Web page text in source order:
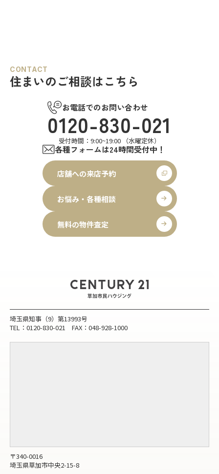
CONTACT
住まいのご相談はこちら
お電話でのお問い合わせ
0120-830-021
受付時間：9:00~19:00 （水曜定休）
各種フォームは24時間受付中！
店舗への来店予約
お悩み・各種相談
無料の物件査定
埼玉県知事（9）第13993号
TEL：0120-830-021 FAX：048-928-1000
〒340-0016
埼玉県草加市中央2-15-8